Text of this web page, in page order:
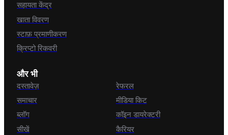
सहायता केंद्र
खाता विवरण
स्टाफ़ प्रमाणीकरण
क्रिप्टो रिकवरी
और भी
दस्तावेज़
समाचार
ब्लॉग
सीखें
रेफरल
मीडिया किट
कॉइन डायरेक्टरी
कैरियर